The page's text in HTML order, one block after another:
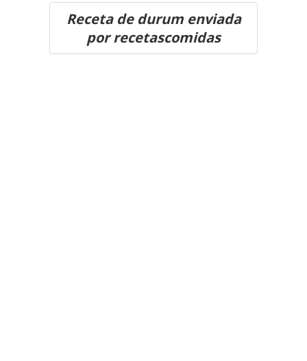
Receta de durum enviada
por recetascomidas